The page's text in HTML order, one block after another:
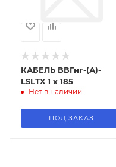
КАБЕЛЬ ВВГнг-(А)-
LSLТХ 1 х 185
Нет в наличии
ПОД ЗАКАЗ